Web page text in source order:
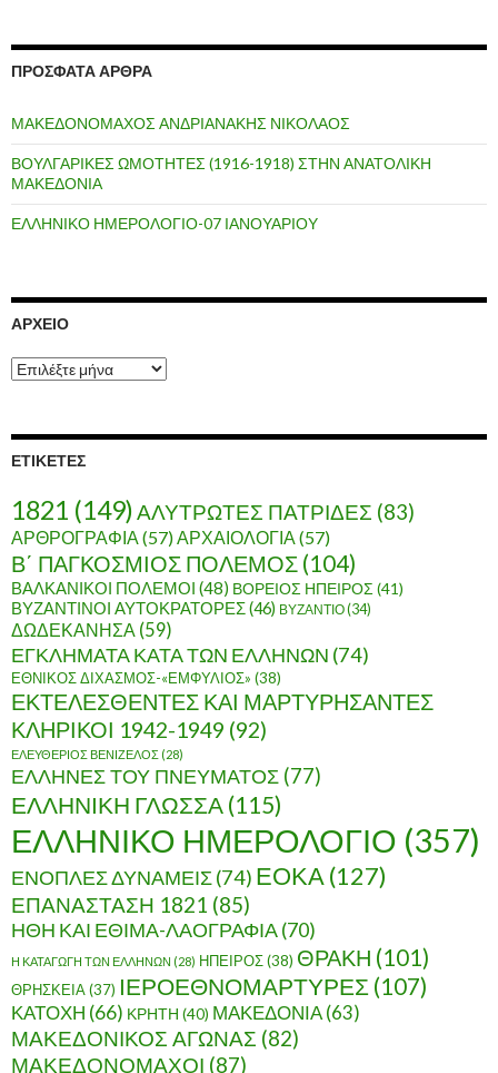
ΠΡΌΣΦΑΤΑ ΆΡΘΡΑ
ΜΑΚΕΔΟΝΟΜΑΧΟΣ ΑΝΔΡΙΑΝΑΚΗΣ ΝΙΚΟΛΑΟΣ
ΒΟΥΛΓΑΡΙΚΕΣ ΩΜΟΤΗΤΕΣ (1916-1918) ΣΤΗΝ ΑΝΑΤΟΛΙΚΗ
ΜΑΚΕΔΟΝΙΑ
ΕΛΛΗΝΙΚΟ ΗΜΕΡΟΛΟΓΙΟ-07 ΙΑΝΟΥΑΡΙΟΥ
ΑΡΧΕΊΟ
Α
ρ
ο
ΕΤΙΚΈΤΕΣ
1821 (149)ΑΛΥΤΡΩΤΕΣ ΠΑΤΡΙΔΕΣ (83)
ΑΡΘΡΟΓΡΑΦΙΑ(57)ΑΡΧΑΙΟΛΟΓΙΑ(57)
Β΄ ΠΑΓΚΟΣΜΙΟΣ ΠΟΛΕΜΟΣ (104)
ΒΑΛΚΑΝΙΚΟΙ ΠΟΛΕΜΟΙ (48) ΒΟΡΕΙΟΣ ΗΠΕΙΡΟΣ (41)
ΒΥΖΑΝΤΙΝΟΙ ΑΥΤΟΚΡΑΤΟΡΕΣ(46) ΒΥΖΑΝΤΙΟ(34)
ΔΩΔΕΚΑΝΗΣΑ (59)
ΕΓΚΛΗΜΑΤΑ ΚΑΤΑ ΤΩΝ ΕΛΛΗΝΩΝ (74)
ΕΘΝΙΚΟΣ ΔΙΧΑΣΜΟΣ-«ΕΜΦΥΛΙΟΣ» (38)
ΕΚΤΕΛΕΣΘΕΝΤΕΣ ΚΑΙ ΜΑΡΤΥΡΗΣΑΝΤΕΣ
ΚΛΗΡΙΚΟΙ 1942-1949 (92)
ΕΛΕΥΘΕΡΙΟΣ ΒΕΝΙΖΕΛΟΣ (28)
ΕΛΛΗΝΕΣ ΤΟΥ ΠΝΕΥΜΑΤΟΣ (77)
ΕΛΛΗΝΙΚΗ ΓΛΩΣΣΑ (115)
ΕΛΛΗΝΙΚΟ ΗΜΕΡΟΛΟΓΙΟ (357)
ΕΝΟΠΛΕΣ ΔΥΝΑΜΕΙΣ(74) ΕΟΚΑ (127)
ΕΠΑΝΑΣΤΑΣΗ 1821 (85)
ΗΘΗ ΚΑΙ ΕΘΙΜΑ-ΛΑΟΓΡΑΦΙΑ(70)
Η ΚΑΤΑΓΩΓΗ ΤΩΝ ΕΛΛΗΝΩΝ (28) ΗΠΕΙΡΟΣ(38) ΘΡΑΚΗ (101)
ΘΡΗΣΚΕΙΑ(37) ΙΕΡΟΕΘΝΟΜΑΡΤΥΡΕΣ (107)
ΚΑΤΟΧΗ (66) ΚΡΗΤΗ (40) ΜΑΚΕΔΟΝΙΑ(63)
ΜΑΚΕΔΟΝΙΚΟΣ ΑΓΩΝΑΣ (82)
ΜΑΚΕΔΟΝΟΜΑΧΟΙ (87)